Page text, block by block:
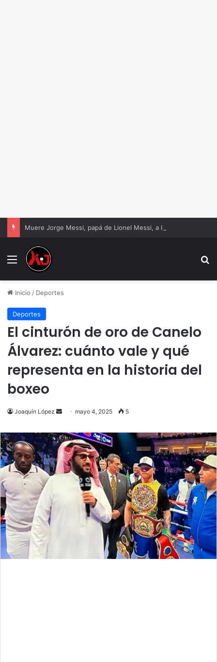
Muere Jorge Messi, papá de Lionel Messi, a los 68 años
Menu
Inicio / Deportes
Deportes
El cinturón de oro de Canelo
Álvarez: cuánto vale y qué
representa en la historia del
boxeo
Joaquín López
Send
email
mayo 4, 2025 5